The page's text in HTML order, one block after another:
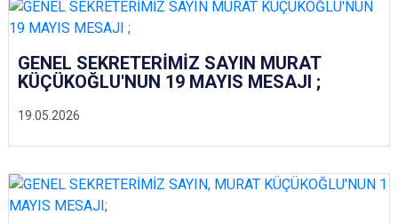
19.05.2026
GENEL SEKRETERİMİZ SAYIN MURAT
KÜÇÜKOĞLU'NUN 19 MAYIS MESAJI ;